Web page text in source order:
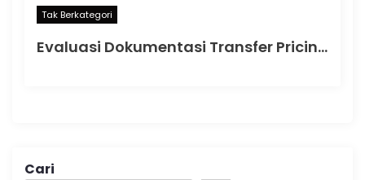
Tak Berkategori
Evaluasi Dokumentasi Transfer Pricing: Cara Efektif Mengukur Kepatuhan dan Mengurangi Risiko Pajak
Cari